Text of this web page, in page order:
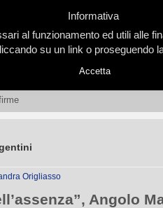
Origliasso
Angolo
Informativa
al funzionamento ed utili alle
su un link o proseguendo
Accetta